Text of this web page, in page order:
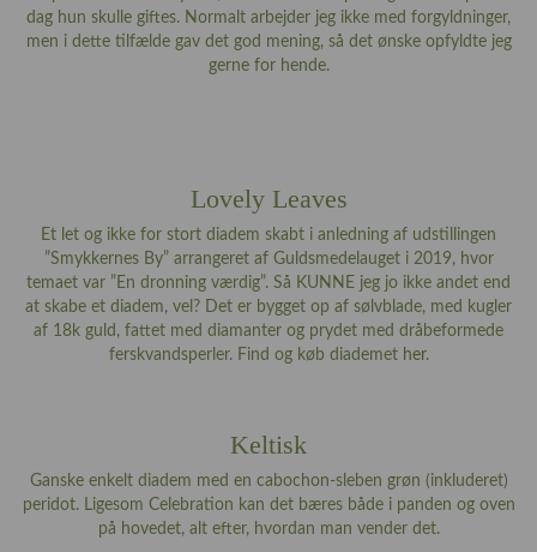
dag hun skulle giftes. Normalt arbejder jeg ikke med forgyldninger,
men i dette tilfælde gav det god mening, så det ønske opfyldte jeg
gerne for hende.
Lovely Leaves
Et let og ikke for stort diadem skabt i anledning af udstillingen
”Smykkernes By” arrangeret af Guldsmedelauget i 2019, hvor
temaet var ”En dronning værdig”. Så KUNNE jeg jo ikke andet end
at skabe et diadem, vel? Det er bygget op af sølvblade, med kugler
af 18k guld, fattet med diamanter og prydet med dråbeformede
ferskvandsperler. Find og køb diademet her.
Keltisk
Ganske enkelt diadem med en cabochon-sleben grøn (inkluderet)
peridot. Ligesom Celebration kan det bæres både i panden og oven
på hovedet, alt efter, hvordan man vender det.